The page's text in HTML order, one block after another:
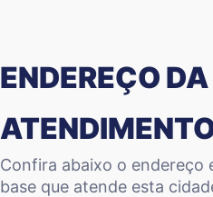
ENDEREÇO
Confira abaixo o endereço
base que atende esta